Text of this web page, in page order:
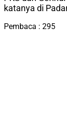
katanya di
Pembaca : 295